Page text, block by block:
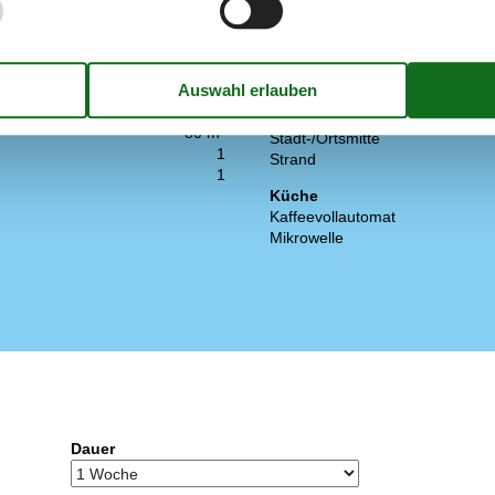
im Zimmer
80 m²
1
1
Autobahn
Bahnhof
Golfplatz
Meer
Stadt-/Ortsmitte
Strand
Küche
Kaffeevollautomat
Mikrowelle
Dauer